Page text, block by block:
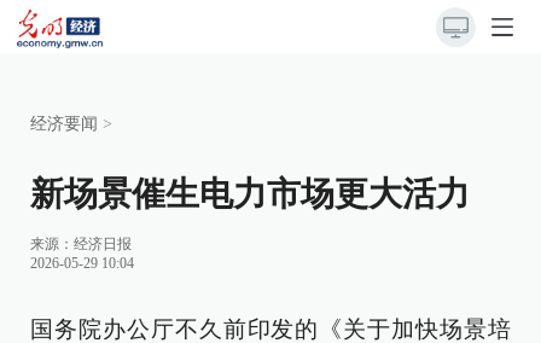
经济要闻 >
新场景催生电力市场更大活力
来源： 经济日报
2026-05-29 10:04
国务院办公厅不久前印发的《关于加快场景培